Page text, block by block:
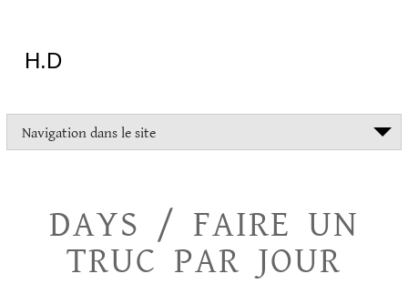
H.D
Navigation dans le site
DAYS / FAIRE UN
TRUC PAR JOUR